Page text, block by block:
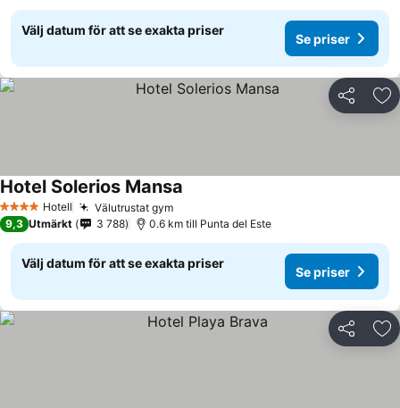
Välj datum för att se exakta priser
Se priser
Dela
4 StjärnorHotell Välutrustat gym
Hotel Solerios Mansa
9,3 Utmärkt 3 788 0.6 km till Punta del Este
Välj datum för att se exakta priser
Se priser
Dela